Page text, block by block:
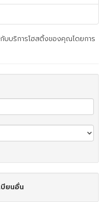
บบริการโฮสติ้งของคุณโดยการ
บียนอื่น